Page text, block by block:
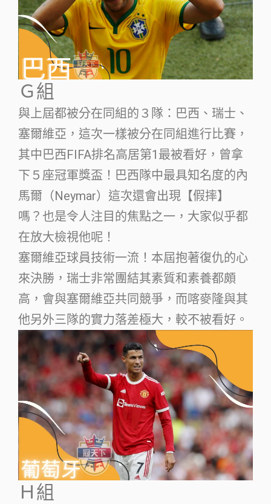
Ｇ組
與上屆都被分在同組的３隊：巴西、瑞士、
塞爾維亞，這次一樣被分在同組進行比賽，
其中巴西FIFA排名高居第1最被看好，曾拿
下５座冠軍獎盃！巴西隊中最具知名度的內
馬爾（Neymar）這次還會出現【假摔】
嗎？也是令人注目的焦點之一，大家似乎都
在放大檢視他呢！
塞爾維亞球員技術一流！本屆抱著復仇的心
來決勝，瑞士非常團結其素質和素養都頗
高，會與塞爾維亞共同競爭，而喀麥隆與其
他另外三隊的實力落差極大，較不被看好。
Ｈ組